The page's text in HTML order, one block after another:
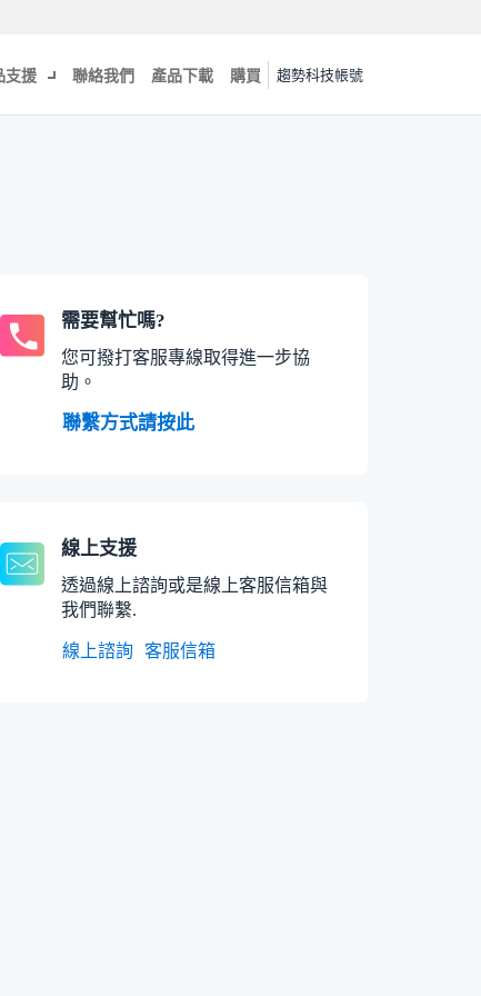
支援 聯絡我們 產品下載 購買 趨勢科技帳號
需要幫忙嗎?
您可撥打客服專線取得進一步協
助。
聯繫方式請按此
線上支援
透過線上諮詢或是線上客服信箱與
我們聯繫.
線上諮詢 客服信箱